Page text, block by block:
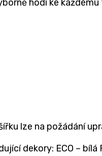
hodí ke
lze na požádání
dekory: ECO –